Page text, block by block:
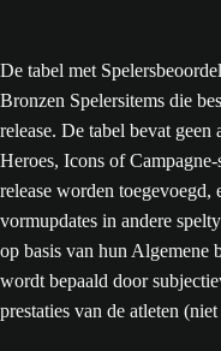
De tabel met
Bronzen Spelersitems die
release. De tabel bevat geen
Heroes, Icons of
release worden
vormupdates in andere
op basis van hun Algemene
wordt bepaald door
prestaties van de atleten